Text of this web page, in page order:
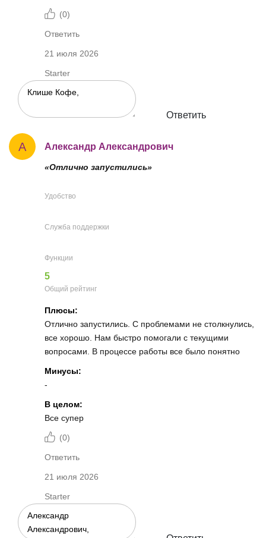
(0)
Ответить
21 июля 2026
Starter
Ответить
А Александр Александрович
«Отлично запустились»
Удобство
Служба поддержки
Функции
5
Общий рейтинг
Плюсы:
Отлично запустились. С проблемами не столкнулись,
все хорошо. Нам быстро помогали с текущими
вопросами. В процессе работы все было понятно
Минусы:
-
В целом:
Все супер
(0)
Ответить
21 июля 2026
Starter